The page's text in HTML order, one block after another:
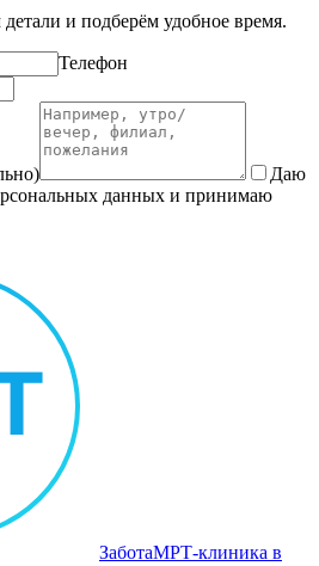
и подберём удобное время.
Телефон
Даю
данных и принимаю
ЗаботаМРТ‑клиника в